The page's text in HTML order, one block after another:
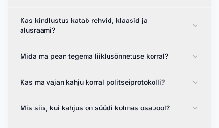
Kas kindlustus katab rehvid, klaasid ja
alusraami?
Mida ma pean tegema liiklusõnnetuse korral?
Kas ma vajan kahju korral politseiprotokolli?
Mis siis, kui kahjus on süüdi kolmas osapool?